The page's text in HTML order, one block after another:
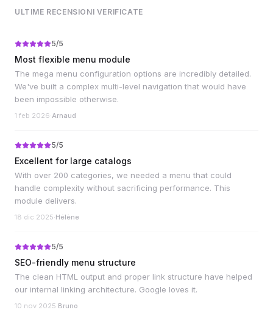
ULTIME RECENSIONI VERIFICATE
5/5
Most flexible menu module
The mega menu configuration options are incredibly detailed.
We've built a complex multi-level navigation that would have
been impossible otherwise.
1 feb 2026·Arnaud
5/5
Excellent for large catalogs
With over 200 categories, we needed a menu that could
handle complexity without sacrificing performance. This
module delivers.
18 dic 2025·Hélène
5/5
SEO-friendly menu structure
The clean HTML output and proper link structure have helped
our internal linking architecture. Google loves it.
10 nov 2025·Bruno